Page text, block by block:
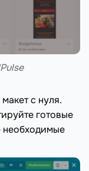
с нуля.
готовые
необходимые